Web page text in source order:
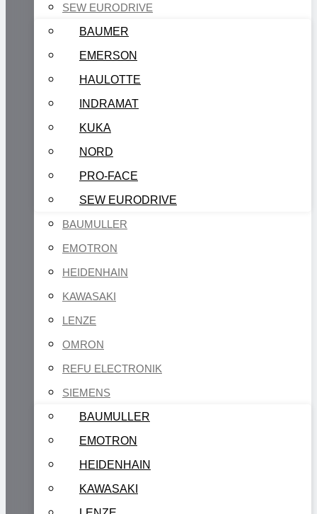
SEW EURODRIVE
BAUMER
EMERSON
HAULOTTE
INDRAMAT
KUKA
NORD
PRO-FACE
SEW EURODRIVE
BAUMULLER
EMOTRON
HEIDENHAIN
KAWASAKI
LENZE
OMRON
REFU ELECTRONIK
SIEMENS
BAUMULLER
EMOTRON
HEIDENHAIN
KAWASAKI